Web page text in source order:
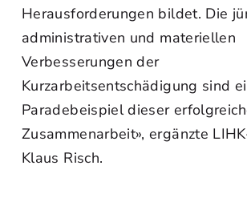
Herausforderungen bildet. Die
administrativen und materiellen
Verbesserungen der
Kurzarbeitsentschädigung sind
Paradebeispiel dieser
Zusammenarbeit», ergänzte
Klaus Risch.